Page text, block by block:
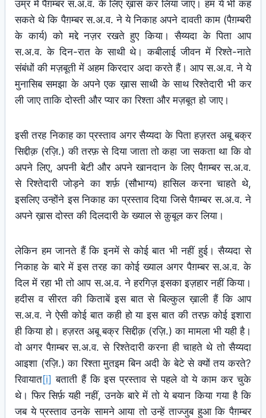
उम्र में पैग़म्बर स.अ.व. के लिए ख़ास कर लिया जाए। हम ये भी कह
सकते थे कि पैग़म्बर स.अ.व. ने ये निकाह अपने दावती काम (पैग़म्बरी
के कार्य) को मद्दे नज़र रखते हुए किया। सैय्यदा के पिता आप
स.अ.व. के दिन-रात के साथी थे। कबीलाई जीवन में रिश्ते-नाते
संबंधों की मज़बूती में अहम किरदार अदा करते हैं। आप स.अ.व. ने ये
मुनासिब समझा के अपने एक ख़ास साथी के साथ रिश्तेदारी भी कर
ली जाए ताकि दोस्ती और प्यार का रिश्ता और मज़बूत हो जाए।
इसी तरह निकाह का प्रस्ताव अगर सैय्यदा के पिता हज़रत अबू बक्र
सिद्दीक़ (रज़ि.) की तरफ़ से दिया जाता तो कहा जा सकता था कि वो
अपने लिए, अपनी बेटी और अपने खानदान के लिए पैग़म्बर स.अ.व.
से रिश्तेदारी जोड़ने का शर्फ़ (सौभाग्य) हासिल करना चाहते थे,
इसलिए उन्होंने इस निकाह का प्रस्ताव दिया जिसे पैग़म्बर स.अ.व. ने
अपने ख़ास दोस्त की दिलदारी के ख्याल से क़ुबूल कर लिया।
लेकिन हम जानते हैं कि इनमें से कोई बात भी नहीं हुई। सैय्यदा से
निकाह के बारे में इस तरह का कोई ख्याल अगर पैग़म्बर स.अ.व. के
दिल में रहा भी तो आप स.अ.व. ने हरगिज़ इसका इज़हार नहीं किया।
हदीस व सीरत की किताबें इस बात से बिल्कुल ख़ाली हैं कि आप
स.अ.व. ने ऐसी कोई बात कही हो या इस बात की तरफ़ कोई इशारा
ही किया हो। हज़रत अबू बक्र सिद्दीक़ (रज़ि.) का मामला भी यही है।
वो अगर पैग़म्बर स.अ.व. से रिश्तेदारी करना ही चाहते थे तो सैय्यदा
आइशा (रज़ि.) का रिश्ता मुतइम बिन अदी के बेटे से क्यों तय करते?
रिवायात[i] बताती हैं कि इस प्रस्ताव से पहले वो ये काम कर चुके
थे। फिर सिर्फ़ यही नहीं, उनके बारे में तो ये बयान किया गया है कि
जब ये प्रस्ताव उनके सामने आया तो उन्हें ताज्जुब हुआ कि पैग़म्बर